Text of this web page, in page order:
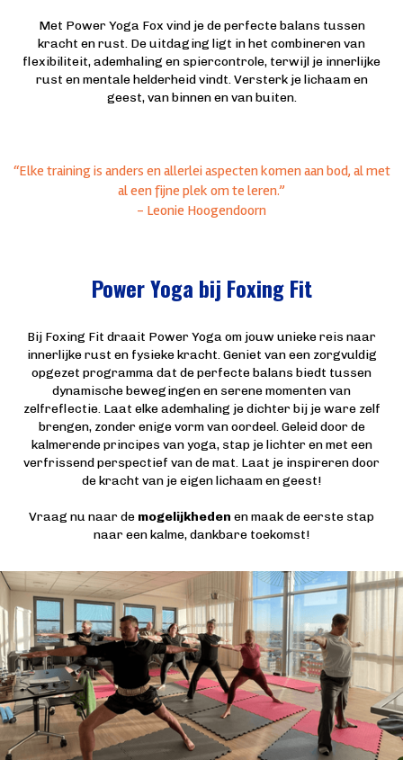
Met Power Yoga Fox vind je de perfecte balans tussen
kracht en rust. De uitdaging ligt in het combineren van
flexibiliteit, ademhaling en spiercontrole, terwijl je innerlijke
rust en mentale helderheid vindt. Versterk je lichaam en
geest, van binnen en van buiten.
“Elke training is anders en allerlei aspecten komen aan bod, al met
al een fijne plek om te leren.”
- Leonie Hoogendoorn
Power Yoga bij Foxing Fit
Bij Foxing Fit draait Power Yoga om jouw unieke reis naar
innerlijke rust en fysieke kracht. Geniet van een zorgvuldig
opgezet programma dat de perfecte balans biedt tussen
dynamische bewegingen en serene momenten van
zelfreflectie. Laat elke ademhaling je dichter bij je ware zelf
brengen, zonder enige vorm van oordeel. Geleid door de
kalmerende principes van yoga, stap je lichter en met een
verfrissend perspectief van de mat. Laat je inspireren door
de kracht van je eigen lichaam en geest!
Vraag nu naar de mogelijkheden en maak de eerste stap
naar een kalme, dankbare toekomst!